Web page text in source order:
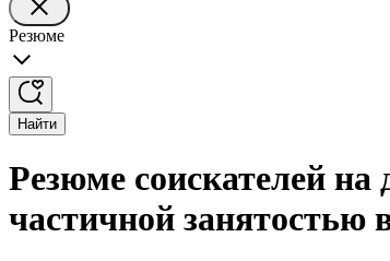
Резюме
Найти
Резюме соискателей на
частичной занятостью